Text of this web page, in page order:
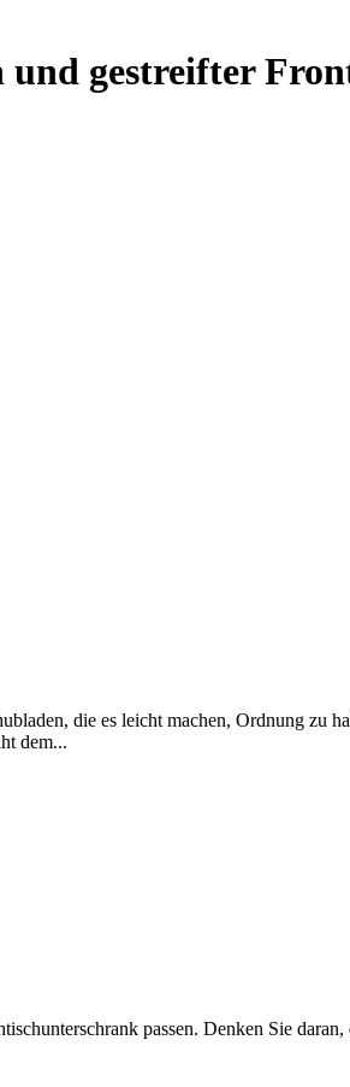
und gestreifter
die es leicht machen, Ordnung zu
dem...
passen. Denken Sie